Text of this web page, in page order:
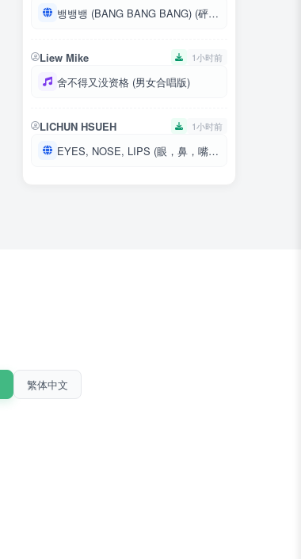
뱅뱅뱅 (BANG BANG BANG) (砰砰砰)
Liew Mike 1小时前
舍不得又没资格 (男女合唱版)
LICHUN HSUEH 1小时前
EYES, NOSE, LIPS (眼，鼻，嘴)(KR Ver.|BIGBANG WORLD TOUR 2015~2016 [MADE] IN JAPAN)
繁体中文